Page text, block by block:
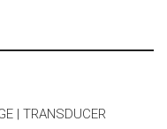
| TRANSDUCER